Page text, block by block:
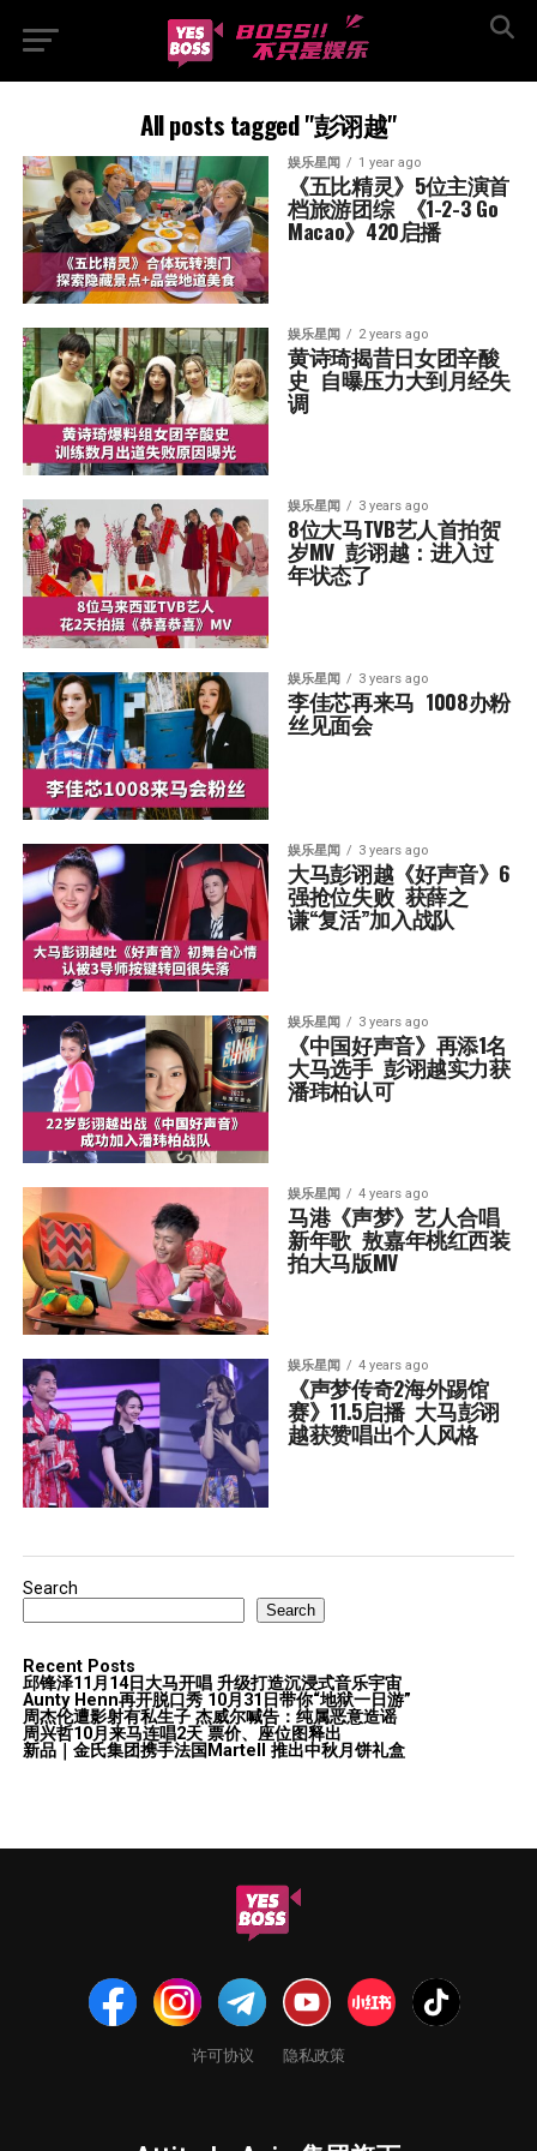
All posts tagged "彭诩越"
娱乐星闻 1 year ago
《五比精灵》5位主演首
档旅游团综  《1-2-3 Go
Macao》420启播
娱乐星闻 2 years ago
黄诗琦揭昔日女团辛酸
史  自曝压力大到月经失
调
娱乐星闻 3 years ago
8位大马TVB艺人首拍贺
岁MV  彭诩越：进入过
年状态了
娱乐星闻 3 years ago
李佳芯再来马  1008办粉
丝见面会
娱乐星闻 3 years ago
大马彭诩越《好声音》6
强抢位失败  获薛之
谦“复活”加入战队
娱乐星闻 3 years ago
《中国好声音》再添1名
大马选手  彭诩越实力获
潘玮柏认可
娱乐星闻 4 years ago
马港《声梦》艺人合唱
新年歌  敖嘉年桃红西装
拍大马版MV
娱乐星闻 4 years ago
《声梦传奇2海外踢馆
赛》11.5启播  大马彭诩
越获赞唱出个人风格
Search
Search
Recent Posts
邱锋泽11月14日大马开唱 升级打造沉浸式音乐宇宙
Aunty Henn再开脱口秀 10月31日带你“地狱一日游”
周杰伦遭影射有私生子 杰威尔喊告：纯属恶意造谣
周兴哲10月来马连唱2天 票价、座位图释出
新品｜金氏集团携手法国Martell 推出中秋月饼礼盒
许可协议 隐私政策